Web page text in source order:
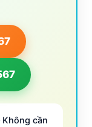
Không cần